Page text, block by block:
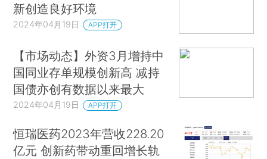
新创造良好环境
2024年04月19日 APP打开
【市场动态】外资3月增持中
国同业存单规模创新高 减持
国债亦创有数据以来最大
2024年04月19日 APP打开
恒瑞医药2023年营收228.20
亿元 创新药带动重回增长轨